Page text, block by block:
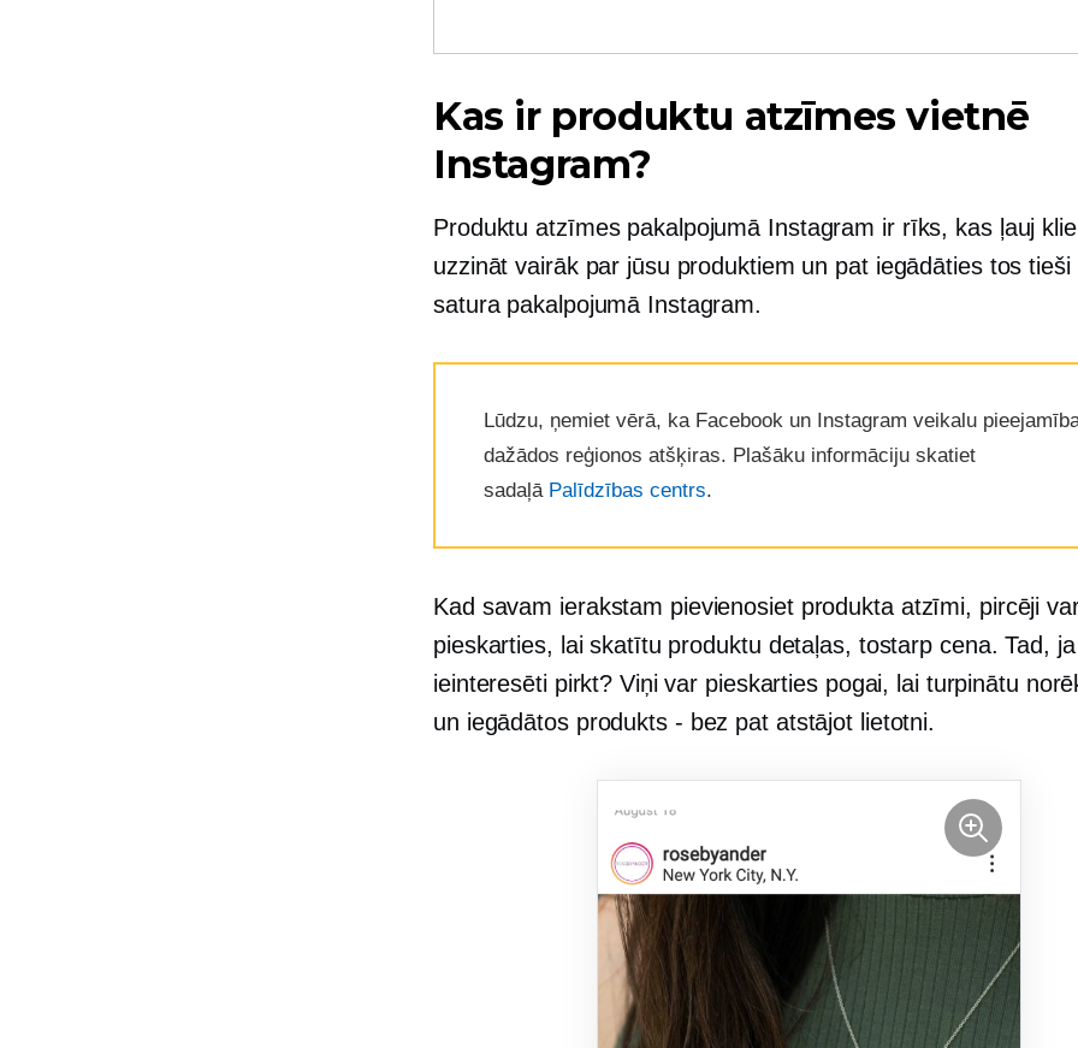
Kas ir produktu atzīmes vietnē
Instagram?
Produktu atzīmes pakalpojumā Instagram ir rīks, kas ļauj
uzzināt vairāk par jūsu produktiem un pat iegādāties tos tieši
satura pakalpojumā Instagram.
Lūdzu, ņemiet vērā, ka Facebook un Instagram veikalu
dažādos reģionos atšķiras. Plašāku informāciju skatiet
sadaļā Palīdzības centrs.
Kad savam ierakstam pievienosiet produkta atzīmi, pircēji
pieskarties, lai skatītu produktu detaļas, tostarp cena. Tad,
ieinteresēti pirkt? Viņi var pieskarties pogai, lai turpinātu
un iegādātos produkts - bez pat atstājot lietotni.